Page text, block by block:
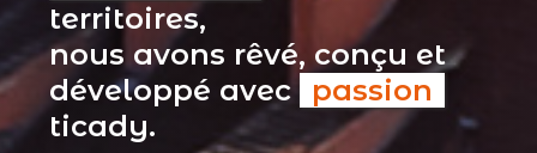
territoires,
nous avons rêvé, conçu et
développé avec passion
ticady.